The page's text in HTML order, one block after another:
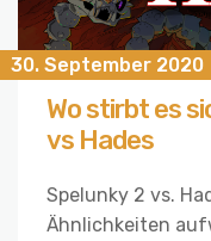
30. September 2020
Wo stirbt es
vs Hades
Spelunky 2 vs.
Ähnlichkeiten